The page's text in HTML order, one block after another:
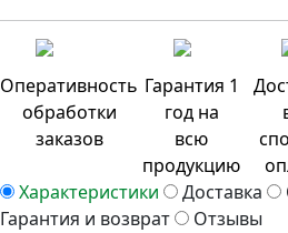
Оперативность
обработки
заказов
Гарантия 1
год на
всю
продукцию
Характеристики
Доставка
Гарантия и возврат
Отзывы